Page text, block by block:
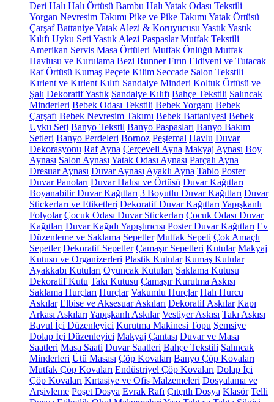
Deri Halı Halı Örtüsü Bambu Halı Yatak Odası Tekstili
Yorgan Nevresim Takımı Pike ve Pike Takımı Yatak Örtüsü
Çarşaf BattaniyeYatak Alezi & Koruyucusu YastıkYastık
Kılıfı Uyku Seti Yastık Alezi Paspaslar Mutfak Tekstili
Amerikan Servis Masa Örtüleri Mutfak Önlüğü Mutfak
Havlusu ve Kurulama Bezi Runner Fırın Eldiveni ve Tutacak
Raf Örtüsü Kumaş Peçete Kilim Seccade Salon Tekstili
Kırlent ve Kırlent Kılıfı Sandalye Minderi Koltuk Örtüsü ve
Şalı Dekoratif Yastık Sandalye Kılıfı Bahçe Tekstili Salıncak
Minderleri Bebek Odası Tekstili Bebek Yorganı Bebek
Çarşafı Bebek Nevresim Takımı Bebek Battaniyesi Bebek
Uyku Seti Banyo Tekstil Banyo Paspasları Banyo Bakım
Setleri Banyo Perdeleri Bornoz Peştemal Havlu Duvar
Dekorasyonu Raf Ayna Çerçeveli Ayna Makyaj Aynası Boy
Aynası Salon Aynası Yatak Odası Aynası Parçalı Ayna
Dresuar Aynası Duvar Aynası Ayaklı Ayna Tablo Poster
Duvar Panoları Duvar Halısı ve Örtüsü Duvar Kağıtları
Boyanabilir Duvar Kağıtları 3 Boyutlu Duvar Kağıtları Duvar
Stickerları ve Etiketleri Dekoratif Duvar Kağıtları Yapışkanlı
Folyolar Çocuk Odası Duvar Stickerları Çocuk Odası Duvar
Kağıtları Duvar Kağıdı Yapıştırıcısı Poster Duvar Kağıtları Ev
Düzenleme ve Saklama Sepetler Mutfak Sepeti Çok Amaçlı
Sepetler Dekoratif Sepetler Çamaşır Sepetleri Kutular Makyaj
Kutusu ve Organizerleri Plastik Kutular Kumaş Kutular
Ayakkabı Kutuları Oyuncak Kutuları Saklama Kutusu
Dekoratif Kutu Takı Kutusu Çamaşır Kurutma Askısı
Saklama Hurçları Hurçlar Vakumlu Hurçlar Halı Hurcu
Askılar Elbise ve Aksesuar Askıları Dekoratif Askılar Kapı
Arkası Askıları Yapışkanlı Askılar Vestiyer Askısı Takı Askısı
Bavul İçi Düzenleyici Kurutma Makinesi Topu Şemsiye
Dolap İçi Düzenleyici Makyaj Çantası Duvar ve Masa
Saatleri Masa Saati Duvar Saatleri Bahçe Tekstili Salıncak
Minderleri Ütü Masası Çöp Kovaları Banyo Çöp Kovaları
Mutfak Çöp Kovaları Endüstriyel Çöp Kovaları Dolap İçi
Çöp Kovaları Kırtasiye ve Ofis Malzemeleri Dosyalama ve
Arşivleme Poşet Dosya Evrak Rafı Çıtçıtlı Dosya Klasör Telli